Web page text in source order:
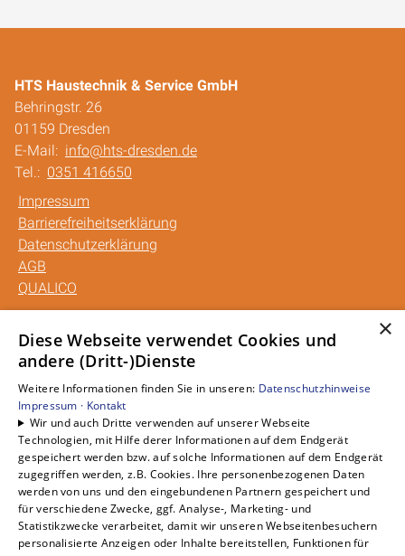
HTS Haustechnik & Service GmbH
Behringstr. 26
01159 Dresden
E-Mail: info@hts-dresden.de
Tel.: 0351 416650
Impressum
Barrierefreiheitserklärung
Datenschutzerklärung
AGB
QUALICO
Unsere Bereiche
Privatkunden
Gewerbekunden
Karriere
Unternehmen
Kontakt
×
Diese Webseite verwendet Cookies und
andere (Dritt-)Dienste
Weitere Informationen finden Sie in unseren: Datenschutzhinweise
Impressum · Kontakt
Wir und auch Dritte verwenden auf unserer Webseite
Technologien, mit Hilfe derer Informationen auf dem Endgerät
gespeichert werden bzw. auf solche Informationen auf dem Endgerät
zugegriffen werden, z.B. Cookies. Ihre personenbezogenen Daten
werden von uns und den eingebundenen Partnern gespeichert und
für verschiedene Zwecke, ggf. Analyse-, Marketing- und
Statistikzwecke verarbeitet, damit wir unseren Webseitenbesuchern
personalisierte Anzeigen oder Inhalte bereitstellen, Funktionen für